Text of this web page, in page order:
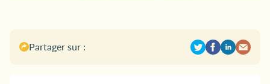
Partager sur :